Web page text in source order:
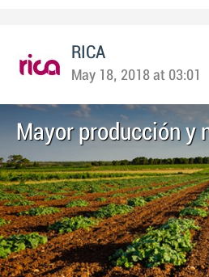
RICA
May 18, 2018 at 03:01
Mayor producción y